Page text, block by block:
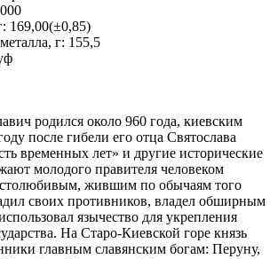
169,00(±0,85)
г: 155,5
родился около 960 года, киевским
после гибели его отца Святослава
временных лет» и другие исторические
молодого правителя человеком
жившим по обычаям того
своих противников, владел обширным
язычество для укрепления
На Старо-Киевской горе князь
главным славянским богам: Перуну,